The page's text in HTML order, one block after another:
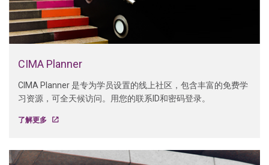
CIMA Planner
CIMA Planner 是专为学员设置的线上社区，包含丰富的免费学
习资源，可全天候访问。用您的联系ID和密码登录。
了解更多